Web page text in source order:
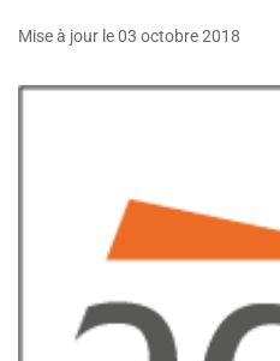
Mise à jour le 03 octobre 2018